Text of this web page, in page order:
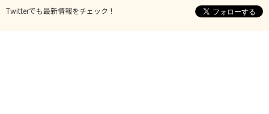
Twitterでも最新情報をチェック！